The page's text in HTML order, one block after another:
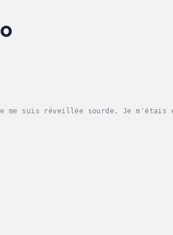
suis réveillée sourde. Je m'étais